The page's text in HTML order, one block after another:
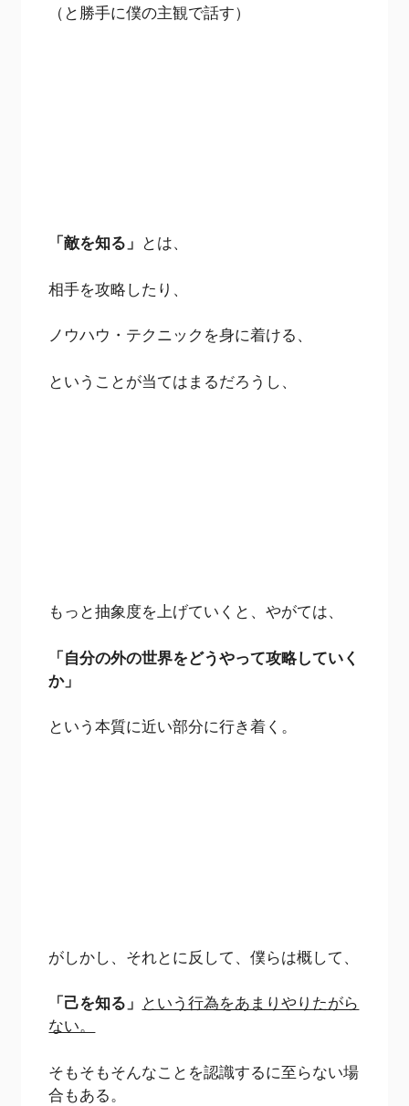
（と勝手に僕の主観で話す）
「敵を知る」 とは、
相手を攻略したり、
ノウハウ・テクニックを身に着ける、
ということが当てはまるだろうし、
もっと抽象度を上げていくと、やがては、
「自分の外の世界をどうやって攻略していく
か」
という本質に近い部分に行き着く。
がしかし、それとに反して、僕らは概して、
「己を知る」 という行為をあまりやりたがら
ない。
そもそもそんなことを認識するに至らない場
合もある。